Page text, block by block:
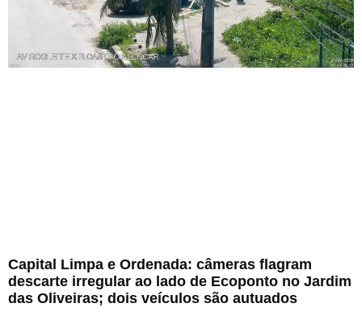
Capital Limpa e Ordenada: câmeras flagram
descarte irregular ao lado de Ecoponto no Jardim
das Oliveiras; dois veículos são autuados